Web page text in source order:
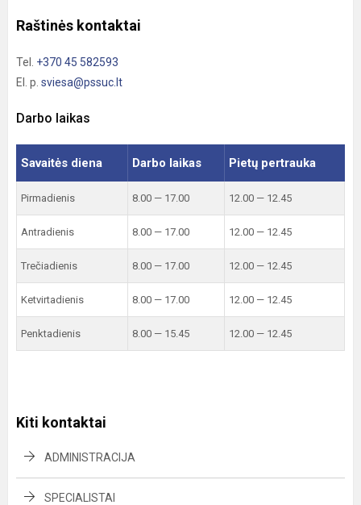
Raštinės kontaktai
Tel. +370 45 582593
El. p. sviesa@pssuc.lt
Darbo laikas
Savaitės diena Darbo laikas Pietų pertrauka
Pirmadienis 8.00 — 17.00 12.00 — 12.45
Antradienis 8.00 — 17.00 12.00 — 12.45
Trečiadienis 8.00 — 17.00 12.00 — 12.45
Ketvirtadienis 8.00 — 17.00 12.00 — 12.45
Penktadienis 8.00 — 15.45 12.00 — 12.45
Kiti kontaktai
ADMINISTRACIJA
SPECIALISTAI